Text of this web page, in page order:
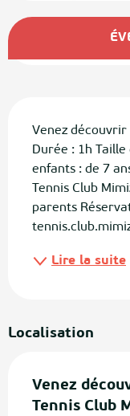
Ouverture et
Venez
Durée : 1h Taille
enfants : de 7
Tennis Club
parents
Lire la suite
Localisation
Venez
Tennis Club